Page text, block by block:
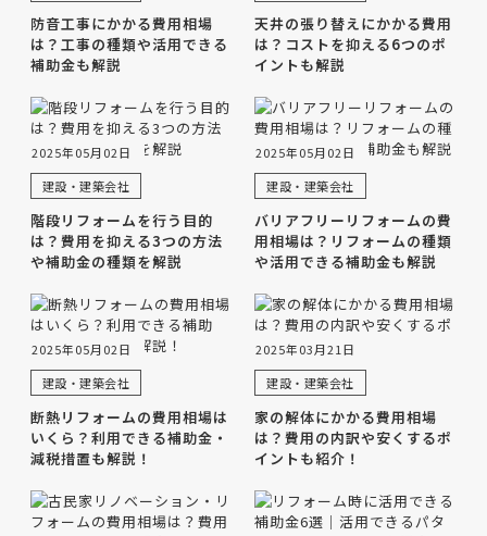
防音工事にかかる費用相場
は？工事の種類や活用できる
補助金も解説
天井の張り替えにかかる費用
は？コストを抑える6つのポ
イントも解説
2025年05月02日
建設・建築会社
階段リフォームを行う目的
は？費用を抑える3つの方法
や補助金の種類を解説
2025年05月02日
建設・建築会社
バリアフリーリフォームの費
用相場は？リフォームの種類
や活用できる補助金も解説
2025年05月02日
建設・建築会社
断熱リフォームの費用相場は
いくら？利用できる補助金・
減税措置も解説！
2025年03月21日
建設・建築会社
家の解体にかかる費用相場
は？費用の内訳や安くするポ
イントも紹介！